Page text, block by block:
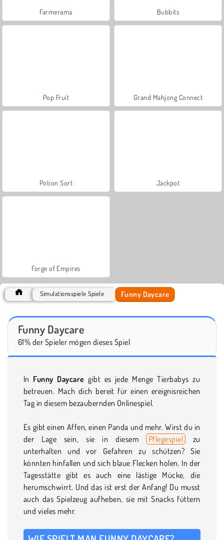
Farmerama Bubbits
Pop Fruit Grand Mahjong Connect
Potion Sort Jackpot
Forge of Empires
Simulationsspiele Spiele Funny Daycare
Funny Daycare
61% der Spieler mögen dieses Spiel
In Funny Daycare gibt es jede Menge Tierbabys zu
betreuen. Mach dich bereit für einen ereignisreichen
Tag in diesem bezaubernden Onlinespiel.
Es gibt einen Affen, einen Panda und mehr. Wirst du in
der Lage sein, sie in diesem
Pflegespiel
zu
unterhalten und vor Gefahren zu schützen? Sie
könnten hinfallen und sich blaue Flecken holen. In der
Tagesstätte gibt es auch eine lästige Mücke, die
herumschwirrt. Und das ist erst der Anfang! Du musst
auch das Spielzeug aufheben, sie mit Snacks füttern
und vieles mehr.